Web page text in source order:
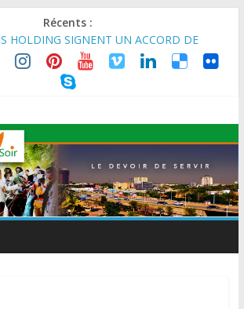
Récents :
de la République, Chef de l’État, S.E le
Tiani, est arrivé à Maradi
de la 3ᵉ édition de la Journée Nationale de
HOLDING SIGNENT UN ACCORD DE
CHAÎNES DE VALEUR ALIMENTAIRES,
AGRICOLES EN AFRIQUE DE L’OUEST
2026: Le Ministre de l’Intérieur, le
Mohamed TOUMBA a reçu en audience
Burkina Faso et délégation du Kawar.
: L’IA offre un levier vital aux économies
en panne de croissance (Communiqué)
a reçu en audience à Maradi les